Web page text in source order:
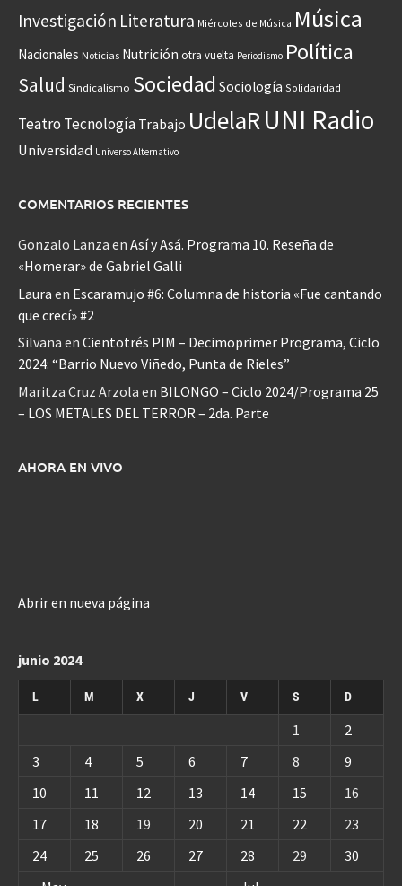
Investigación Literatura Miércoles de Música Música
Nacionales Noticias Nutrición otra vuelta Periodismo Política
Salud Sindicalismo Sociedad Sociología Solidaridad
Teatro Tecnología Trabajo UdelaRUNI Radio
Universidad Universo Alternativo
COMENTARIOS RECIENTES
Gonzalo Lanza en Así y Asá. Programa 10. Reseña de
«Homerar» de Gabriel Galli
Laura en Escaramujo #6: Columna de historia «Fue cantando
que crecí» #2
Silvana en Cientotrés PIM – Decimoprimer Programa, Ciclo
2024: “Barrio Nuevo Viñedo, Punta de Rieles”
Maritza Cruz Arzola en BILONGO – Ciclo 2024/Programa 25
– LOS METALES DEL TERROR – 2da. Parte
AHORA EN VIVO
Abrir en nueva página
junio 2024
L M X J V S D
1
2
3
4 5 6 7 8
9
10
11 12 13 14 15
16
17
18 19 20 21 22
23
24
25 26 27 28 29 30